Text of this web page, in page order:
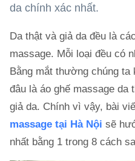
da chính xác nhất.
Da thật và giả da đều là
massage. Mỗi loại đều có
Bằng mắt thường chúng
đâu là áo ghế massage da
giả da. Chính vì vậy, bài
massage tại Hà Nội sẽ
nhất bằng 1 trong 8 cách